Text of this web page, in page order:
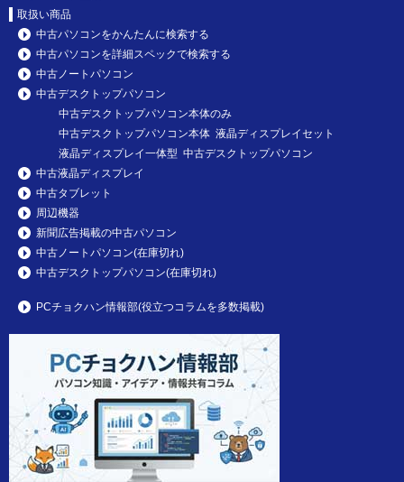
取扱い商品
中古パソコンをかんたんに検索する
中古パソコンを詳細スペックで検索する
中古ノートパソコン
中古デスクトップパソコン
中古デスクトップパソコン本体のみ
中古デスクトップパソコン本体 液晶ディスプレイセット
液晶ディスプレイ一体型 中古デスクトップパソコン
中古液晶ディスプレイ
中古タブレット
周辺機器
新聞広告掲載の中古パソコン
中古ノートパソコン(在庫切れ)
中古デスクトップパソコン(在庫切れ)
PCチョクハン情報部(役立つコラムを多数掲載)